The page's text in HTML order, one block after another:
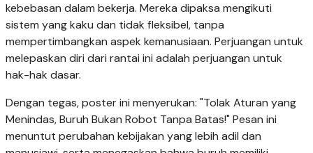
kebebasan dalam bekerja. Mereka dipaksa mengikuti
sistem yang kaku dan tidak fleksibel, tanpa
mempertimbangkan aspek kemanusiaan. Perjuangan untuk
melepaskan diri dari rantai ini adalah perjuangan untuk
hak-hak dasar.
Dengan tegas, poster ini menyerukan: "Tolak Aturan yang
Menindas, Buruh Bukan Robot Tanpa Batas!" Pesan ini
menuntut perubahan kebijakan yang lebih adil dan